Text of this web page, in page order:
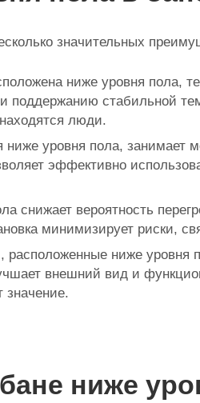
значительных
ниже уровня пола,
стабильной
люди.
ниже уровня пола, занимает
эффективно
снижает вероятность
минимизирует риски,
расположенные ниже уровня
внешний вид и
значение.
ниже